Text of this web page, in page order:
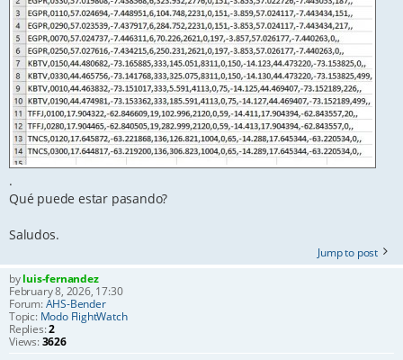
.
Qué puede estar pasando?
Saludos.
Jump to post
byluis-fernandez
February 8, 2026, 17:30
Forum:AHS-Bender
Topic: Modo FlightWatch
Replies:2
Views:3626